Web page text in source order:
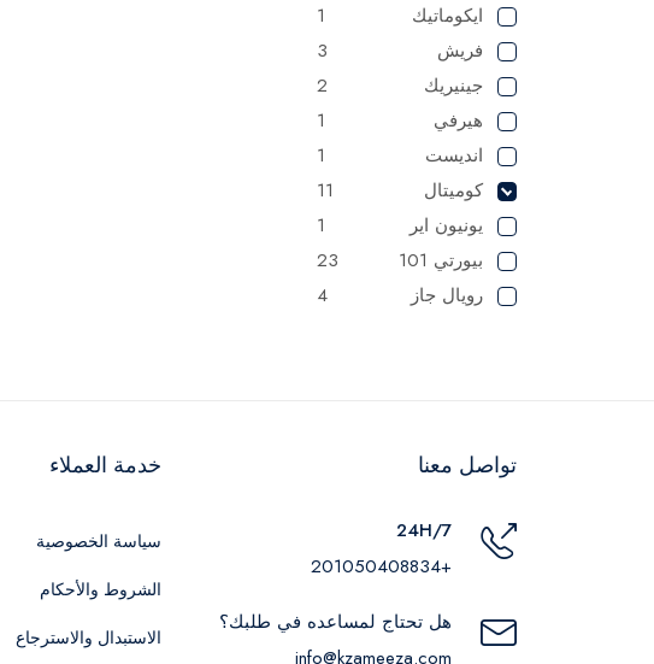
ايكوماتيك
1
فريش
3
جينيريك
2
هيرفي
1
انديست
1
كوميتال
11
يونيون اير
1
بيورتي 101
23
رويال جاز
4
اوشن
رفال
18
تواصل معنا
24H/7
+201050408834
هل تحتاج لمساعده في طلبك؟
info@kzameeza.com
خدمة العملاء
سياسة الخصوصية
الشروط والأحكام
الاستبدال والاسترجاع